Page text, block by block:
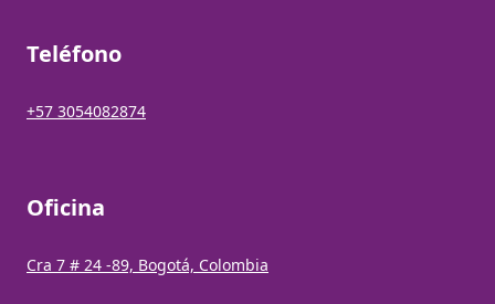
Teléfono
+57 3054082874
Oficina
Cra 7 # 24 -89, Bogotá, Colombia